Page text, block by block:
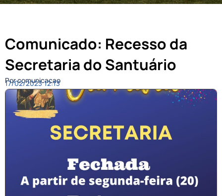
Comunicado: Recesso da
Secretaria do Santuário
Por comunicacao
17/02/2023 12:13